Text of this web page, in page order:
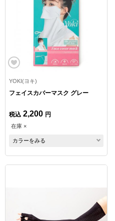
YOKI(ヨキ)
フェイスカバーマスク グレー
税込 2,200 円
在庫 ×
カラーをみる